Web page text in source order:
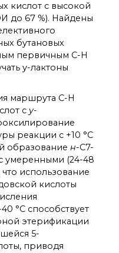
кислот с высокой
до 67 %). Найдены
бутановых
первичным C-H
у-лактоны
маршрута C-H
с у-
реакции с +10 °С
образование н-C7-
умеренными (24-48
использование
кислоты
°C способствует
этерификации
5-
приводя